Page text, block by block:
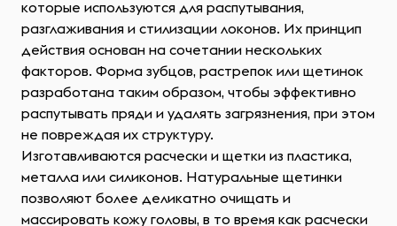
которые используются для распутывания,
разглаживания и стилизации локонов. Их принцип
действия основан на сочетании нескольких
факторов. Форма зубцов, растрепок или щетинок
разработана таким образом, чтобы эффективно
распутывать пряди и удалять загрязнения, при этом
не повреждая их структуру.
Изготавливаются расчески и щетки из пластика,
металла или силиконов. Натуральные щетинки
позволяют более деликатно очищать и
массировать кожу головы, в то время как расчески